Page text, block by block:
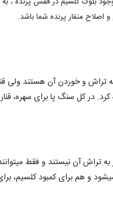
اصلاح منقار پرنده شما باشد.
و خوردن آن هستند ولی
کرد. در کل سنگ پا برای
آن نیستند و فقط
میشود و هم برای کمبود